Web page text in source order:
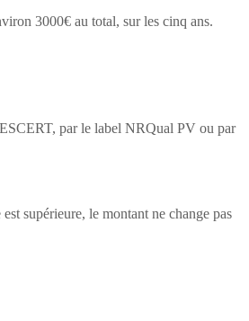
3000€ au total, sur les cinq ans.
par le label NRQual PV ou par
supérieure, le montant ne change pas